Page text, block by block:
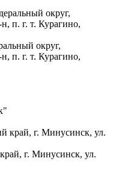
округ,
п. г. т. Курагино,
г. Минусинск, ул.